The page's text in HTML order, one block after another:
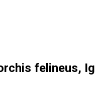
felineus,